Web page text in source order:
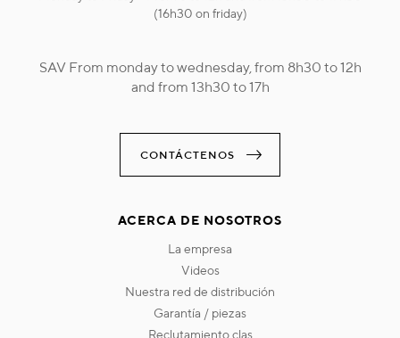
(16h30 on friday)
SAV From monday to wednesday, from 8h30 to 12h
and from 13h30 to 17h
CONTÁCTENOS
ACERCA DE NOSOTROS
la empresa
videos
nuestra red de distribución
garantía / piezas
reclutamiento clas